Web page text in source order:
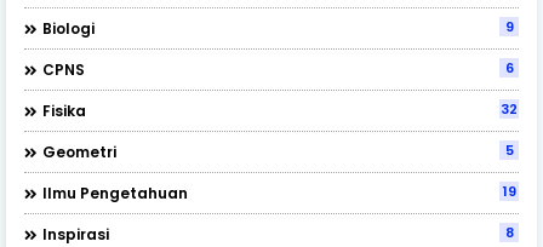
Biologi 9
CPNS 6
Fisika 32
Geometri 5
Ilmu Pengetahuan 19
Inspirasi 8